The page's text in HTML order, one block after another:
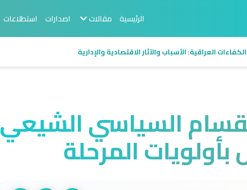
الرئيسية مقالات اصدارات استطلاعات
العراقية: الأسباب والآثار الاقتصادية والإدارية
السياسي الشيعي
المرحلة